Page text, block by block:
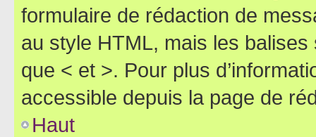
formulaire de rédaction de
au style HTML, mais les
que < et >. Pour plus
accessible depuis la page de
Haut